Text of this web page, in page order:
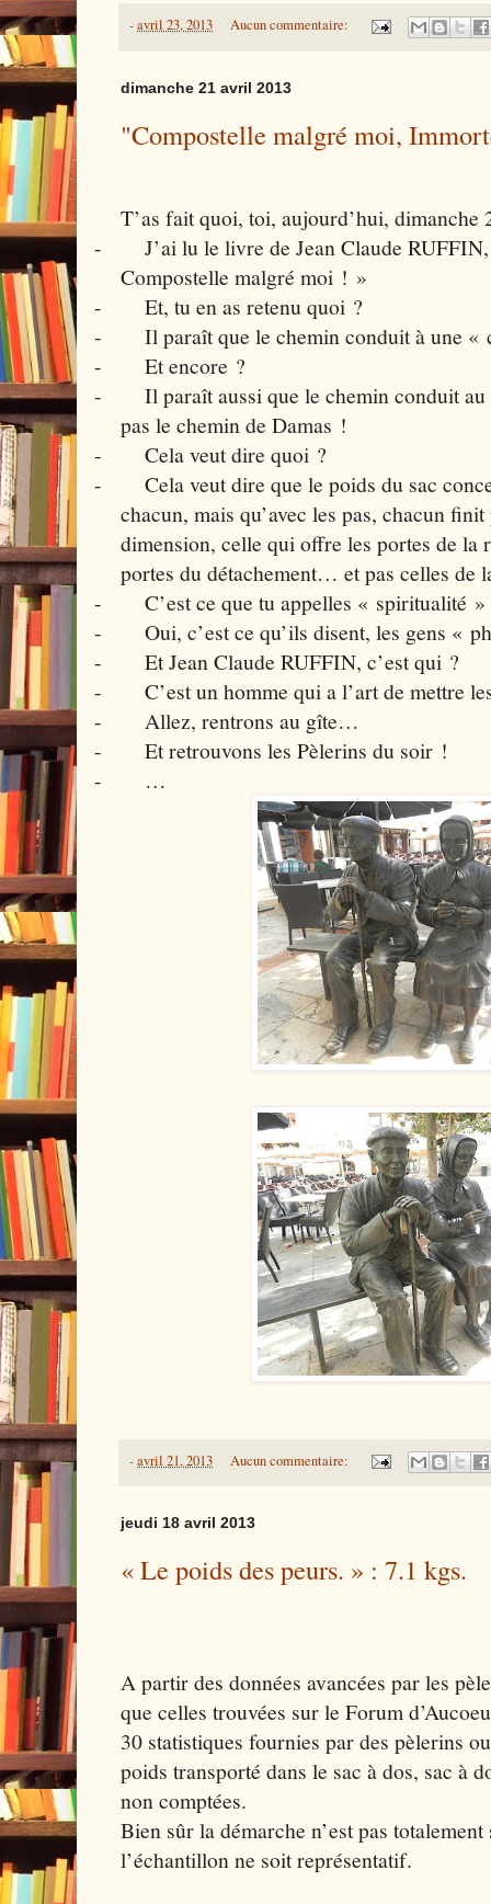
-avril 23, 2013 Aucun commentaire:
dimanche 21 avril 2013
"Compostelle malgré moi,
T’as fait quoi, toi, aujourd’hui, dimanche
-
J’ai lu le livre de Jean Claude
Compostelle malgré moi ! »
-
Et, tu en as retenu quoi ?
-
Il paraît que le chemin conduit à une
-
Et encore ?
-
Il paraît aussi que le chemin conduit au
pas le chemin de Damas !
-
Cela veut dire quoi ?
-
Cela veut dire que le poids du sac
chacun, mais qu’avec les pas, chacun
dimension, celle qui offre les portes de la
portes du détachement… et pas celles de
-
C’est ce que tu appelles « spiritualité
-
Oui, c’est ce qu’ils disent, les gens «
-
Et Jean Claude RUFFIN, c’est qui ?
-
C’est un homme qui a l’art de mettre
-
Allez, rentrons au gîte…
-
Et retrouvons les Pèlerins du soir !
-
…
-avril 21, 2013 Aucun commentaire:
jeudi 18 avril 2013
« Le poids des peurs. » : 7.1 kgs.
A partir des données avancées par les
que celles trouvées sur le Forum
30 statistiques fournies par des pèlerins
poids transporté dans le sac à dos, sac à
non comptées.
Bien sûr la démarche n’est pas
l’échantillon ne soit représentatif.